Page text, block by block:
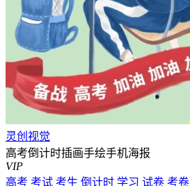
灵创视觉
高考倒计时插画手绘手机海报
VIP
高考 考试 考生 倒计时 学习 试卷 考卷